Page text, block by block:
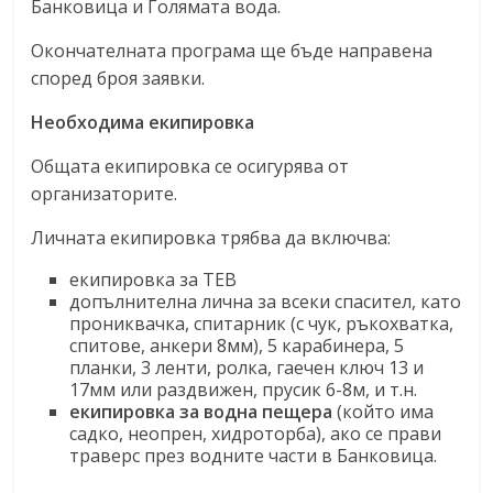
Банковица и Голямата вода.
Окончателната програма ще бъде направена
според броя заявки.
Необходима екипировка
Общата екипировка се осигурява от
организаторите.
Личната екипировка трябва да включва:
екипировка за ТЕВ
допълнителна лична за всеки спасител, като
прониквачка, спитарник (с чук, ръкохватка,
спитове, анкери 8мм), 5 карабинера, 5
планки, 3 ленти, ролка, гаечен ключ 13 и
17мм или раздвижен, прусик 6-8м, и т.н.
екипировка за водна пещера (който има
садко, неопрен, хидроторба), ако се прави
траверс през водните части в Банковица.